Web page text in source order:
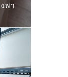
พา